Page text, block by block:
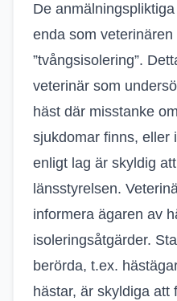
De
enda som
”tvångsisolering”.
veterinär som
häst där misstanke
sjukdomar finns, eller
enligt lag är skyldig
länsstyrelsen.
informera ägaren av
isoleringsåtgärder.
berörda, t.ex.
hästar, är skyldiga att